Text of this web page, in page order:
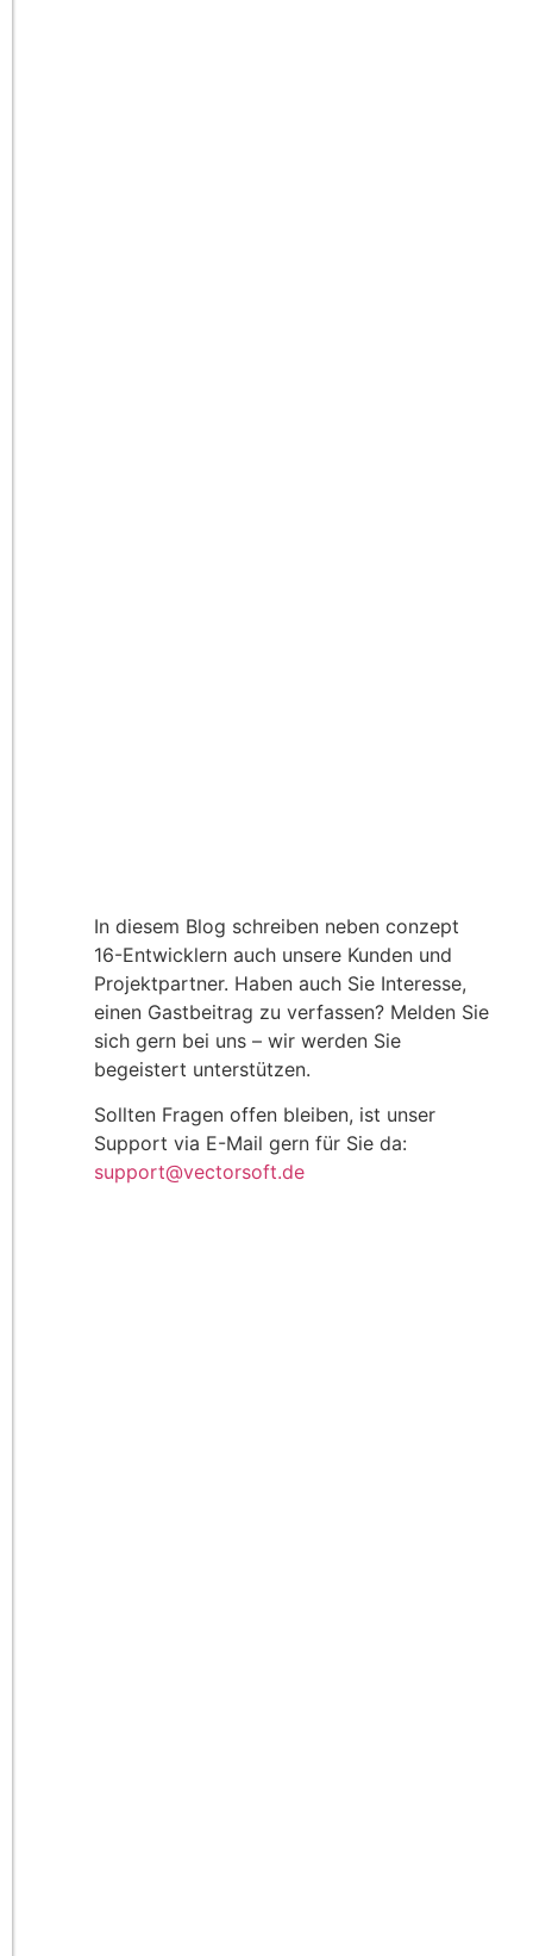
In diesem Blog schreiben neben conzept
16-Entwicklern auch unsere Kunden und
Projektpartner. Haben auch Sie Interesse,
einen Gastbeitrag zu verfassen? Melden Sie
sich gern bei uns – wir werden Sie
begeistert unterstützen.
Sollten Fragen offen bleiben, ist unser
Support via E-Mail gern für Sie da:
support@vectorsoft.de